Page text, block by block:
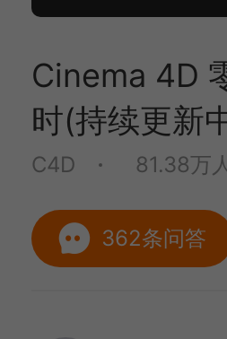
Cinema 4D
时(持续更新
C4D 81.38万
362条问答